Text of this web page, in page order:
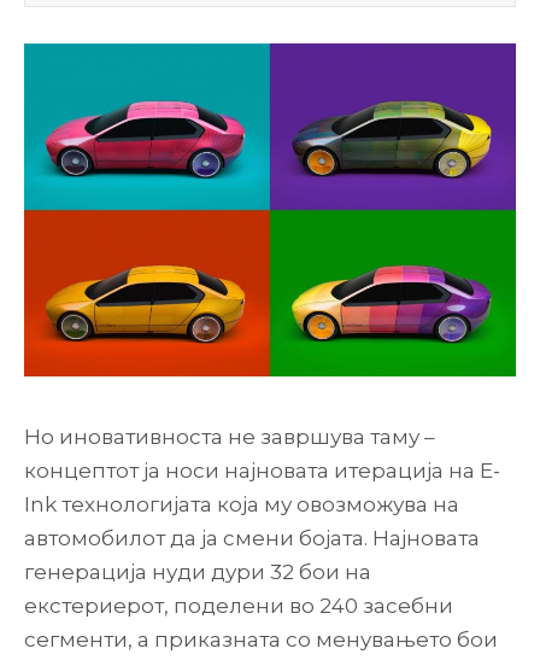
Но иновативноста не завршува таму –
концептот ја носи најновата итерација на E-
Ink технологијата која му овозможува на
автомобилот да ја смени бојата. Најновата
генерација нуди дури 32 бои на
екстериерот, поделени во 240 засебни
сегменти, а приказната со менувањето бои